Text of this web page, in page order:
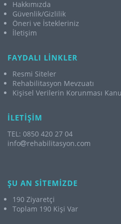
Hakkımızda
Güvenlik/Gizlilik
Öneri ve İstekleriniz
İletişim
FAYDALI LİNKLER
Resmi Siteler
Rehabilitasyon Mevzuatı
Kişisel Verilerin Korunması
İLETİŞİM
TEL: 0850 420 27 04
info
rehabilitasyon.com
ŞU AN SİTEMİZDE
190 Ziyaretçi
Toplam 190 Kişi Var